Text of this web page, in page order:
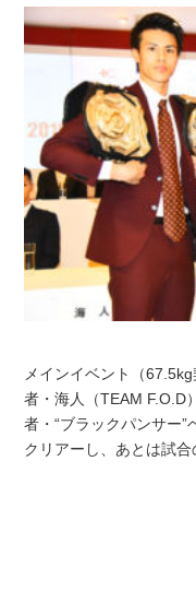
メインイベント（
者・海人（TEAM F.O.D
者・“ブラックパンサー
クリアーし、あとは試合